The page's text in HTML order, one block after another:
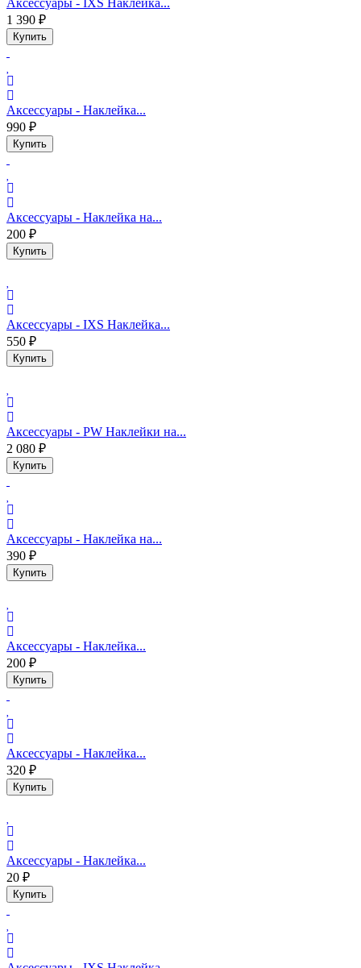
Аксессуары - IXS Наклейка...
1 390 ₽
Купить
Аксессуары - Наклейка...
990 ₽
Купить
Аксессуары - Наклейка на...
200 ₽
Купить
Аксессуары - IXS Наклейка...
550 ₽
Купить
Аксессуары - PW Наклейки на...
2 080 ₽
Купить
Аксессуары - Наклейка на...
390 ₽
Купить
Аксессуары - Наклейка...
200 ₽
Купить
Аксессуары - Наклейка...
320 ₽
Купить
Аксессуары - Наклейка...
20 ₽
Купить